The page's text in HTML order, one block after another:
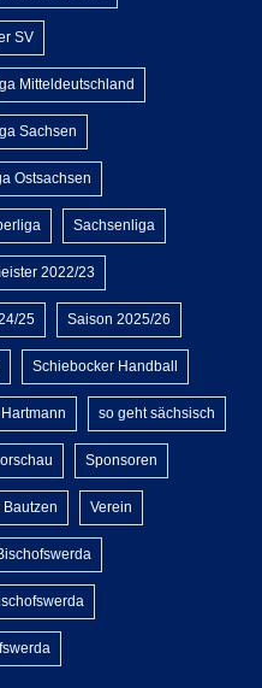
SV
Mitteldeutschland
Sachsen
Ostsachsen
Sachsenliga
2022/23
25 Saison 2025/26
Schiebocker Handball
so geht sächsisch
Sponsoren
Verein